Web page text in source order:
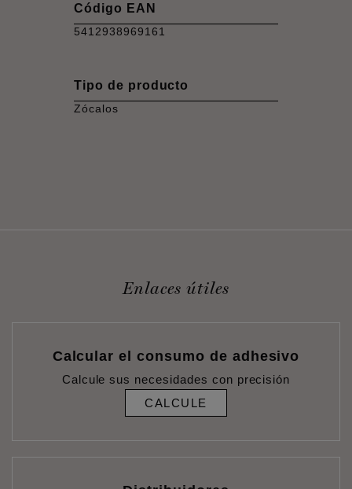
Código EAN
5412938969161
Tipo de producto
Zócalos
Enlaces útiles
Calcular el consumo de adhesivo
Calcule sus necesidades con precisión
CALCULE